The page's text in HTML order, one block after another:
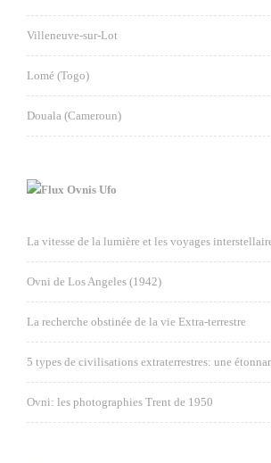
Villeneuve-sur-Lot
Lomé (Togo)
Douala (Cameroun)
Ovnis Ufo
La vitesse de la lumière et les voyages
Ovni de Los Angeles (1942)
La recherche obstinée de la vie Extra-terrestre
5 types de civilisations extraterrestres: une
Ovni: les photographies Trent de 1950